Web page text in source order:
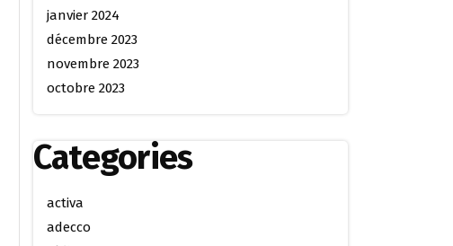
janvier 2024
décembre 2023
novembre 2023
octobre 2023
Categories
activa
adecco